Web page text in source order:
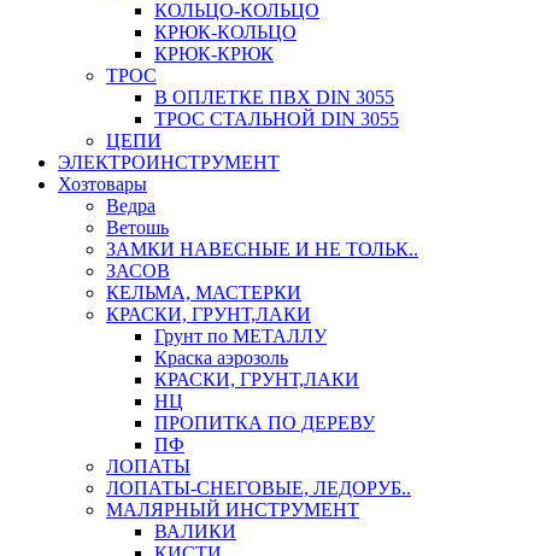
КОЛЬЦО-КОЛЬЦО
КРЮК-КОЛЬЦО
КРЮК-КРЮК
ТРОС
В ОПЛЕТКЕ ПВХ DIN 3055
ТРОС СТАЛЬНОЙ DIN 3055
ЦЕПИ
ЭЛЕКТРОИНСТРУМЕНТ
Хозтовары
Ведра
Ветошь
ЗАМКИ НАВЕСНЫЕ И НЕ ТОЛЬК..
ЗАСОВ
КЕЛЬМА, МАСТЕРКИ
КРАСКИ, ГРУНТ,ЛАКИ
Грунт по МЕТАЛЛУ
Краска аэрозоль
КРАСКИ, ГРУНТ,ЛАКИ
НЦ
ПРОПИТКА ПО ДЕРЕВУ
ПФ
ЛОПАТЫ
ЛОПАТЫ-СНЕГОВЫЕ, ЛЕДОРУБ..
МАЛЯРНЫЙ ИНСТРУМЕНТ
ВАЛИКИ